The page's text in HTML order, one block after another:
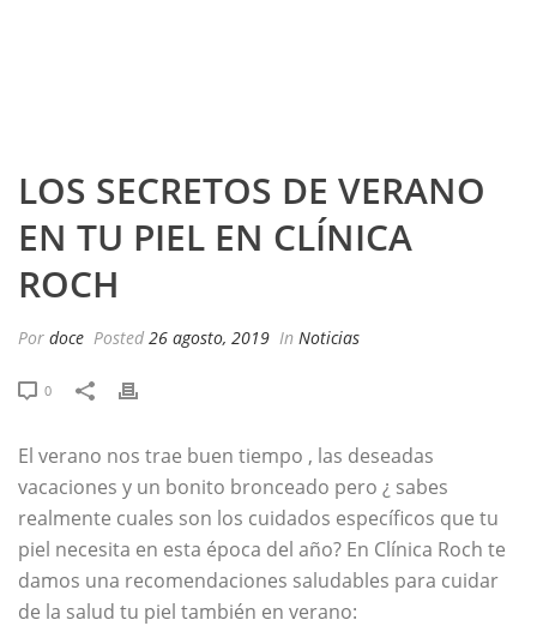
LOS SECRETOS DE VERANO
EN TU PIEL EN CLÍNICA
ROCH
Por doce Posted 26 agosto, 2019 In Noticias
0
El verano nos trae buen tiempo , las deseadas
vacaciones y un bonito bronceado pero ¿ sabes
realmente cuales son los cuidados específicos que tu
piel necesita en esta época del año? En Clínica Roch te
damos una recomendaciones saludables para cuidar
de la salud tu piel también en verano: